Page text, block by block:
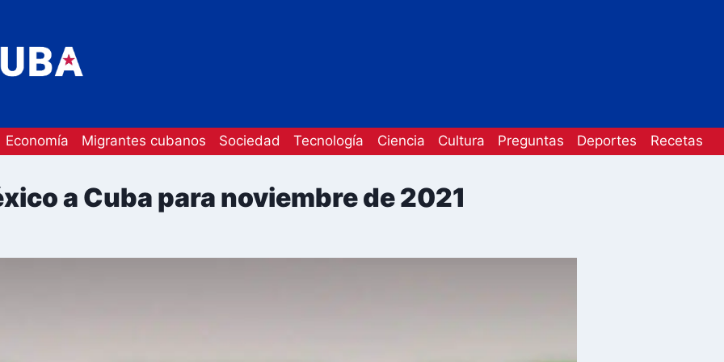
Economía Migrantes cubanos Sociedad Tecnología Ciencia Cultura Preguntas Deportes Recetas
a Cuba para noviembre de 2021